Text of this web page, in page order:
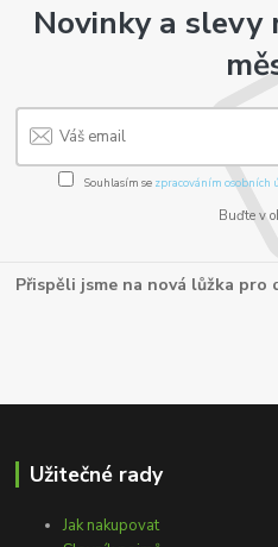
Novinky a slevy
Souhlasím se zpracováním osobních
Buďte v
Přispěli jsme na nová lůžka pro
Užitečné rady
Jak nakupovat